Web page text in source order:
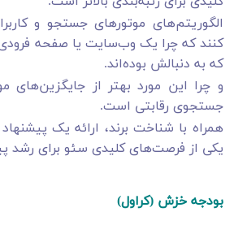
الگوریتم‌های موتورهای جستجو و
کنند که چرا یک وب‌سایت یا صفحه
که به دنبالش بوده‌اند.
و چرا این مورد بهتر از جایگزین‌های
جستجوی رقابتی است.
همراه با شناخت برند، ارائه یک
یکی از فرصت‌های کلیدی سئو برای رشد
بودجه خزش (کراول)